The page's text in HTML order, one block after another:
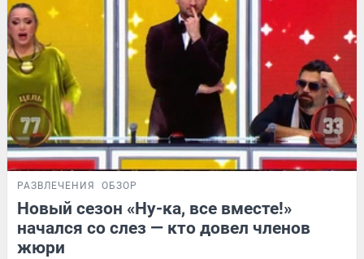
РАЗВЛЕЧЕНИЯ ОБЗОР
Новый сезон «Ну-ка, все вместе!»
начался со слез — кто довел членов
жюри